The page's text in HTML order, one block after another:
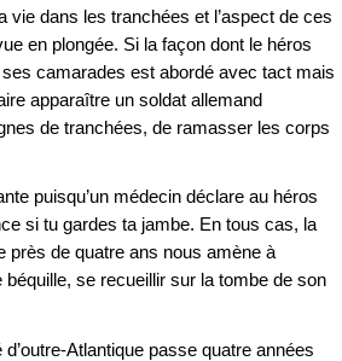
vie dans les tranchées et l’aspect de ces
en plongée. Si la façon dont le héros
camarades est abordé avec tact mais
apparaître un soldat allemand
de tranchées, de ramasser les corps
puisqu’un médecin déclare au héros
si tu gardes ta jambe. En tous cas, la
près de quatre ans nous amène à
béquille, se recueillir sur la tombe de son
Atlantique passe quatre années